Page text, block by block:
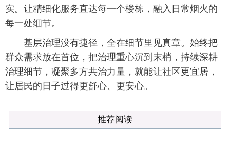
实。让精细化服务直达每一个楼栋，融入日常烟火的
每一处细节。
基层治理没有捷径，全在细节里见真章。始终把
群众需求放在首位，把治理重心沉到末梢，持续深耕
治理细节，凝聚多方共治力量，就能让社区更宜居，
让居民的日子过得更舒心、更安心。
推荐阅读